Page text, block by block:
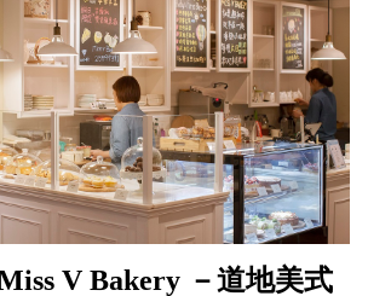
V Bakery －道地美式